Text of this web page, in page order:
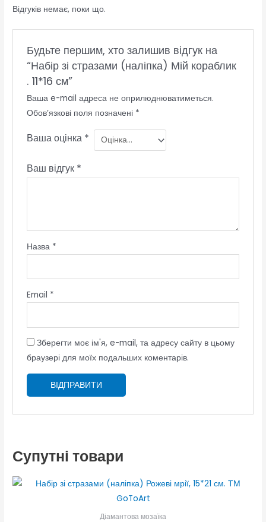
Відгуків немає, поки що.
Будьте першим, хто залишив відгук на
“Набір зі стразами (наліпка) Мій кораблик
. 11*16 см”
Ваша e-mail адреса не оприлюднюватиметься.
Обов’язкові поля позначені *
Ваша оцінка *
Ваш відгук *
Назва *
Email *
Зберегти моє ім'я, e-mail, та адресу сайту в цьому
браузері для моїх подальших коментарів.
Супутні товари
Діамантова мозаїка